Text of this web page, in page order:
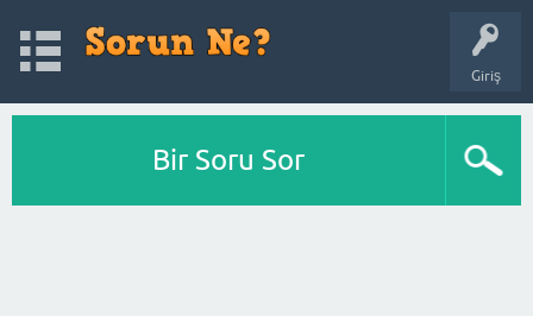
Giriş
Bir Soru Sor